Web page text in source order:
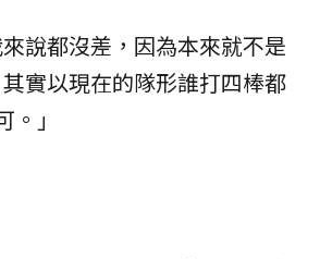
說都沒差，因為本來就不是
實以現在的隊形誰打四棒都
」